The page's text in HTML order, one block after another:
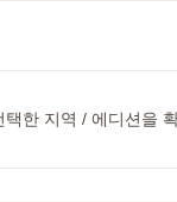
한 지역 / 에디션을